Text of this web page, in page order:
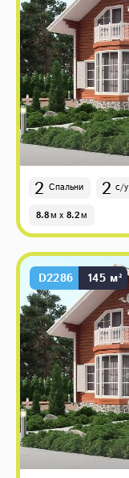
2 Спальни 2 с/у
8.8м x 8.2м
D2286 145 м²